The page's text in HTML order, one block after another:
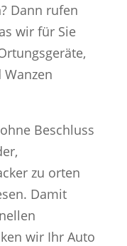
Dann rufen
wir für Sie
Beschluss
zu orten
Damit
wir Ihr Auto